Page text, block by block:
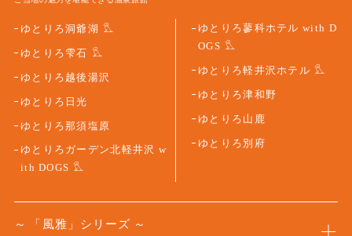
ゆとりろ洞爺湖
ゆとりろ雫石
ゆとりろ越後湯沢
ゆとりろ日光
ゆとりろ那須塩原
ゆとりろガーデン北軽井沢 w
ith DOGS
ゆとりろ蓼科ホテル with D
OGS
ゆとりろ軽井沢ホテル
ゆとりろ津和野
ゆとりろ山鹿
ゆとりろ別府
「風雅」シリーズ